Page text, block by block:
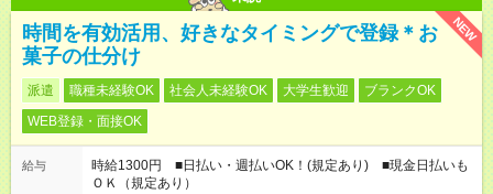
NEW
時間を有効活用、好きなタイミングで登録＊お
菓子の仕分け
派遣 職種未経験OK 社会人未経験OK 大学生歓迎
ブランクOK
WEB登録・面接OK
給与
時給1300円 ■日払い・週払いOK！(規定あり) ■現金日払いも
ＯＫ（規定あり）